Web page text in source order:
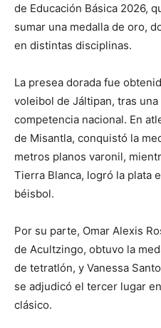
de Educación Básica 2026,
sumar una medalla de oro,
en distintas disciplinas.
La presea dorada fue
voleibol de Jáltipan, tras
competencia nacional. En
de Misantla, conquistó la
metros planos varonil,
Tierra Blanca, logró la plata
béisbol.
Por su parte, Omar Alexis
de Acultzingo, obtuvo la
de tetratlón, y Vanessa
se adjudicó el tercer lugar
clásico.